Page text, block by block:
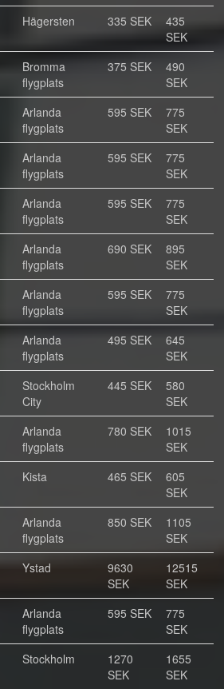
Hägersten 335 SEK
435
SEK
Bromma
flygplats
375 SEK
490
SEK
Arlanda
flygplats
595 SEK
775
SEK
Arlanda
flygplats
595 SEK
775
SEK
Arlanda
flygplats
595 SEK
775
SEK
Arlanda
flygplats
690 SEK
895
SEK
Arlanda
flygplats
595 SEK
775
SEK
Arlanda
flygplats
495 SEK
645
SEK
Stockholm
City
445 SEK
580
SEK
Arlanda
flygplats
780 SEK
1015
SEK
Kista 465 SEK
605
SEK
Arlanda
flygplats
850 SEK
1105
SEK
Ystad
9630
SEK
12515
SEK
Arlanda
flygplats
595 SEK
775
SEK
Stockholm
1270
SEK
1655
SEK